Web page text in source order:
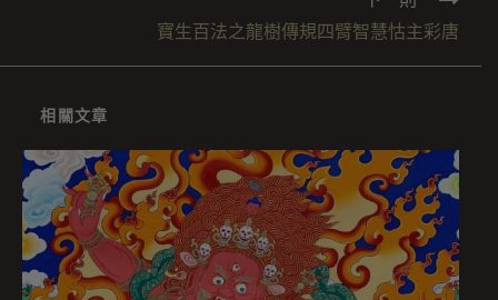
寶生百法之龍樹傳規四臂智慧怙主彩唐
相關文章